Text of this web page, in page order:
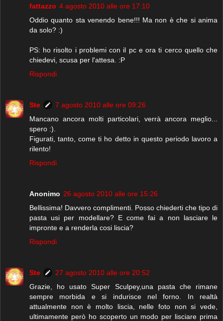
fattazzo 4 agosto 2010 alle ore 17:10
Oddio quanto sta venendo bene!!! Ma non è che si anima
da solo? :)
PS: ho risolto i problemi con il pc e ora ti cerco quello che
chiedevi, scusa per l'attesa. :P
Rispondi
Ste
7 agosto 2010 alle ore 09:26
Mancano ancora molti particolari, verrà ancora meglio...
spero :).
Figurati, tanto, come ti ho detto in questo periodo lavoro a
rilento!
Rispondi
Anonimo 26 agosto 2010 alle ore 15:26
Bellissima! Davvero complimenti. Posso chiederti che tipo di
pasta usi per modellare? E come fai a non lasciare le
impronte e a renderla cosi liscia?
Rispondi
Ste
27 agosto 2010 alle ore 20:52
Grazie, ho usato Super Sculpey,una pasta che rimane
sempre morbida e si indurisce nel forno. In realtà
attualmente non è molto liscia, nelle foto non si vede,
ultimamente però ho scoperto un modo per lisciare prima